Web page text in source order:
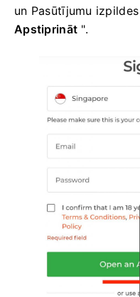
un Pasūtījumu
Apstiprināt ".